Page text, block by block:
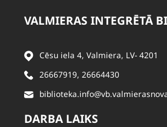
VALMIERAS INTEGRĒTĀ
Cēsu iela 4, Valmiera, LV- 4201
26667919, 26664430
DARBA LAIKS